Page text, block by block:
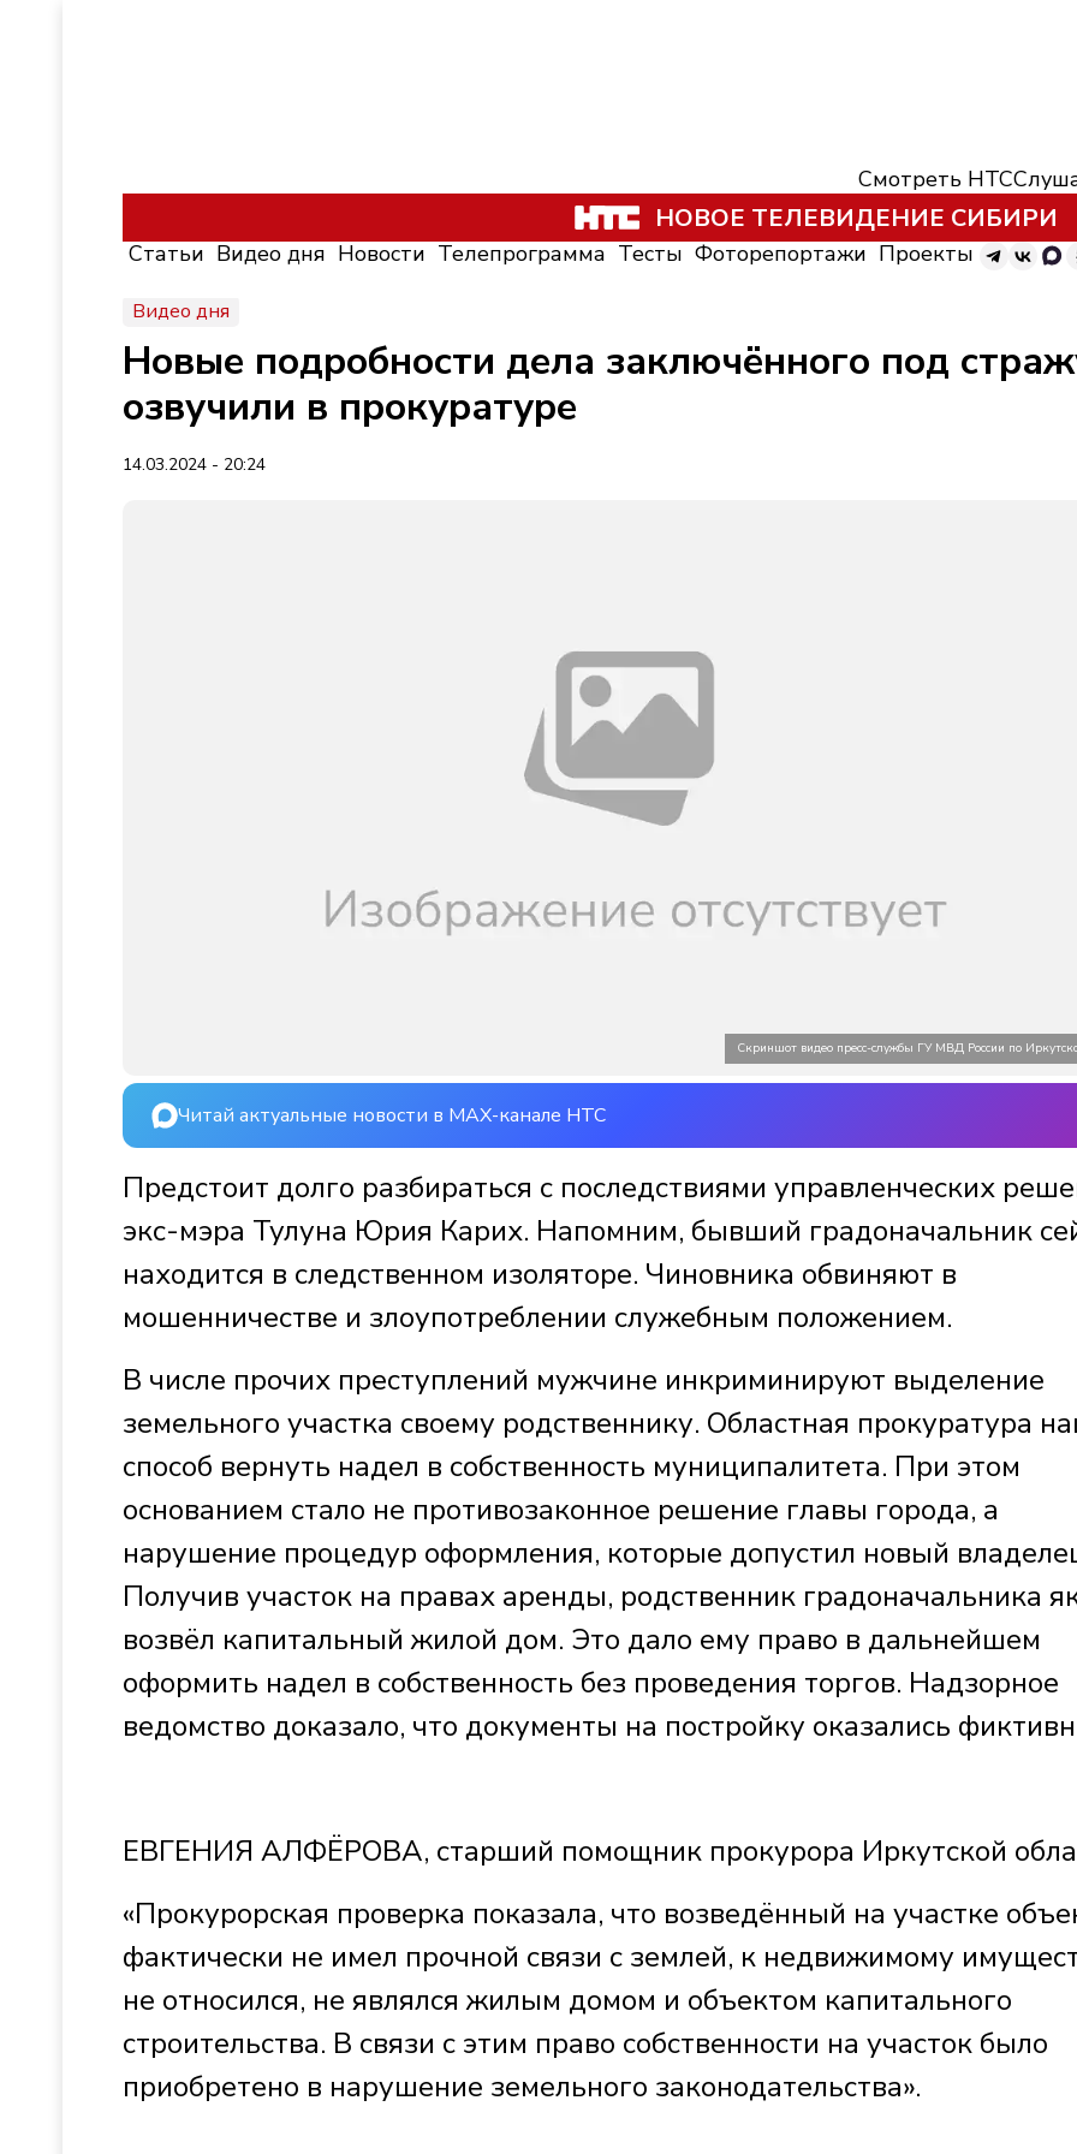
Смотреть НТС
НОВОЕ ТЕЛЕВИДЕНИЕ СИБИРИ
Статьи Видео дня Новости Телепрограмма Тесты Фоторепортажи Проекты
Видео дня
Новые подробности дела заключённого под
озвучили в прокуратуре
14.03.2024 - 20:24
Скриншот видео пресс-службы ГУ МВД России по
Читай актуальные новости в MAX-канале НТС
Предстоит долго разбираться с последствиями управленческих
экс-мэра Тулуна Юрия Карих. Напомним, бывший градоначальник
находится в следственном изоляторе. Чиновника обвиняют в
мошенничестве и злоупотреблении служебным положением.
В числе прочих преступлений мужчине инкриминируют выделение
земельного участка своему родственнику. Областная прокуратура
способ вернуть надел в собственность муниципалитета. При этом
основанием стало не противозаконное решение главы города, а
нарушение процедур оформления, которые допустил новый
Получив участок на правах аренды, родственник градоначальника
возвёл капитальный жилой дом. Это дало ему право в дальнейшем
оформить надел в собственность без проведения торгов. Надзорное
ведомство доказало, что документы на постройку оказались
ЕВГЕНИЯ АЛФЁРОВА, старший помощник прокурора Иркутской
«Прокурорская проверка показала, что возведённый на участке
фактически не имел прочной связи с землей, к недвижимому
не относился, не являлся жилым домом и объектом капитального
строительства. В связи с этим право собственности на участок было
приобретено в нарушение земельного законодательства».